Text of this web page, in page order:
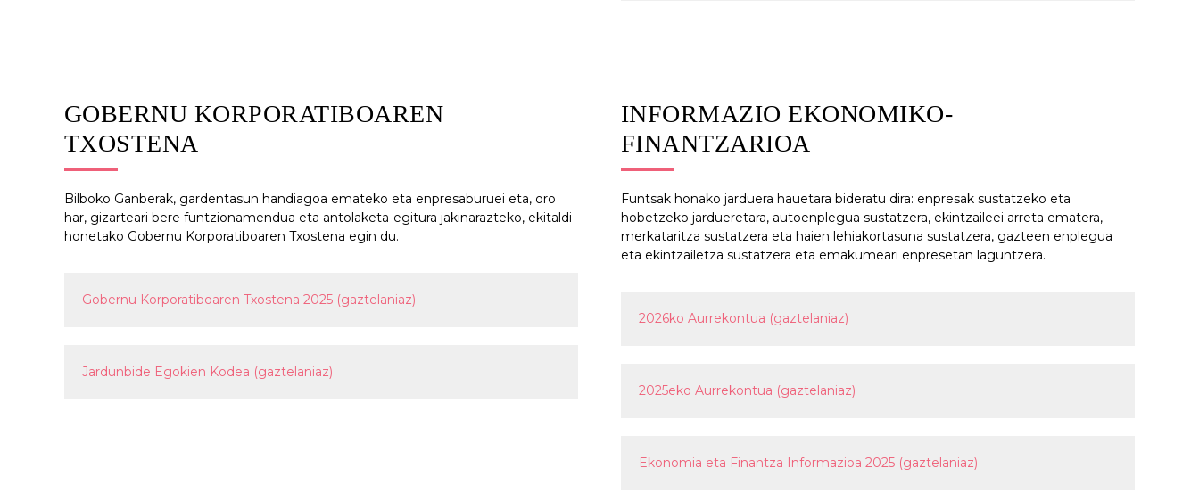
GOBERNU KORPORATIBOAREN
TXOSTENA
Bilboko Ganberak, gardentasun handiagoa emateko eta enpresaburuei eta, oro
har, gizarteari bere funtzionamendua eta antolaketa-egitura jakinarazteko, ekitaldi
honetako Gobernu Korporatiboaren Txostena egin du.
Gobernu Korporatiboaren Txostena 2025 (gaztelaniaz)
Jardunbide Egokien Kodea (gaztelaniaz)
INFORMAZIO EKONOMIKO-
FINANTZARIOA
Funtsak honako jarduera hauetara bideratu dira: enpresak sustatzeko eta
hobetzeko jardueretara, autoenplegua sustatzera, ekintzaileei arreta ematera,
merkataritza sustatzera eta haien lehiakortasuna sustatzera, gazteen enplegua
eta ekintzailetza sustatzera eta emakumeari enpresetan laguntzera.
2026ko Aurrekontua (gaztelaniaz)
2025eko Aurrekontua (gaztelaniaz)
Ekonomia eta Finantza Informazioa 2025 (gaztelaniaz)